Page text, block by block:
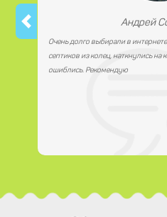
Андрей
Очень долго выбирали в
септиков из колец, наткнулись
ошиблись. Рекомендую